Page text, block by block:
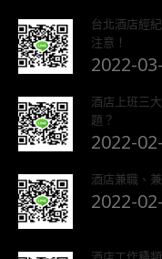
台北酒店經
注意！
2022-
酒店上班三
題？
2022-
酒店兼職、
2022-